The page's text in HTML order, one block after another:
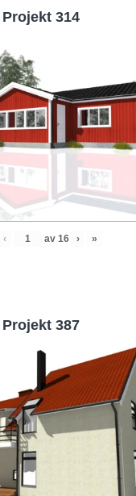
Projekt 314
‹ av 16 › »
Projekt 387